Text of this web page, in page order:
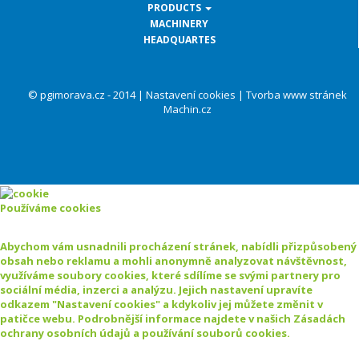
PRODUCTS
MACHINERY
HEADQUARTES
© pgimorava.cz - 2014 | Nastavení cookies | Tvorba www stránek
Machin.cz
Používáme cookies
Abychom vám usnadnili procházení stránek, nabídli přizpůsobený
obsah nebo reklamu a mohli anonymně analyzovat návštěvnost,
využíváme soubory cookies, které sdílíme se svými partnery pro
sociální média, inzerci a analýzu. Jejich nastavení upravíte
odkazem "Nastavení cookies" a kdykoliv jej můžete změnit v
patičce webu. Podrobnější informace najdete v našich Zásadách
ochrany osobních údajů a používání souborů cookies.